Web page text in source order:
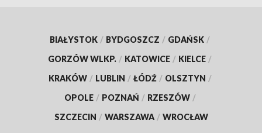
BIAŁYSTOK / BYDGOSZCZ / GDAŃSK /
GORZÓW WLKP. / KATOWICE / KIELCE /
KRAKÓW / LUBLIN / ŁÓDŹ / OLSZTYN /
OPOLE / POZNAŃ / RZESZÓW /
SZCZECIN / WARSZAWA / WROCŁAW